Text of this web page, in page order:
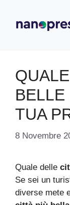
contenuto
BELLE
TUA
8 Novembre
Quale delle
Se sei un
diverse mete